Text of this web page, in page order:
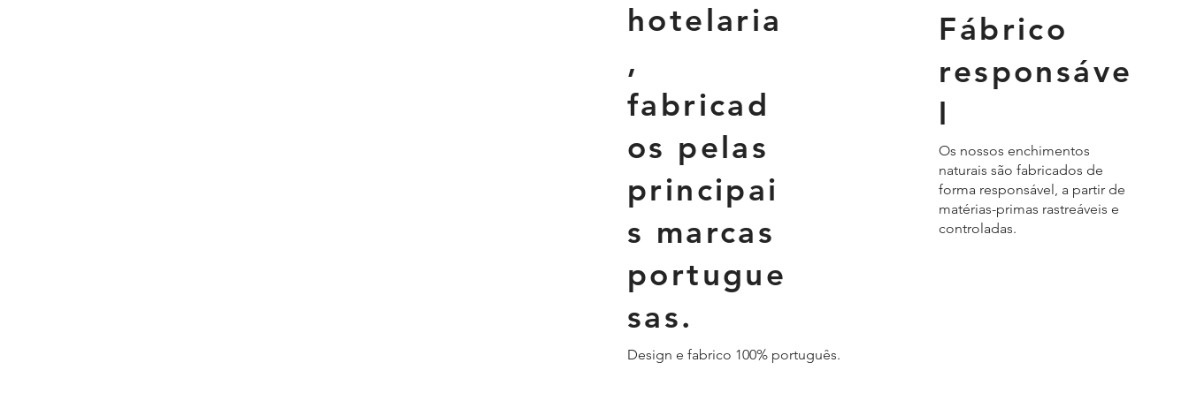
hotelaria
,
fabricad
os pelas
principai
s marcas
portugue
sas.
Design e fabrico 100% português.
Fábrico
responsáve
l
Os nossos enchimentos
naturais são fabricados de
forma responsável, a partir de
matérias-primas rastreáveis e
controladas.